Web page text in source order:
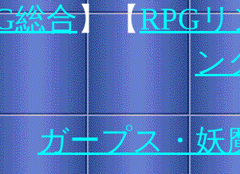
総合】【RPG
ン
ガープス・妖